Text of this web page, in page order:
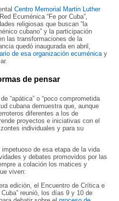
Centro Memorial Martin Luther
Ecuménica “Fe por Cuba”,
religiosas que buscan “la
cubano” y la participación
las transformaciones de la
quedó inaugurada en abril,
de esa organización ecuménicay
de pensar
“apática” o “poco comprometida
cubana demuestra que, aunque
diferentes a los de
proyectos e iniciativas con el
individuales y para su
de esa etapa de la vida
y debates promovidos por las
a colación los matices y
viven:
edición, el Encuentro de Crítica e
reunió, los días 9 y 10 de